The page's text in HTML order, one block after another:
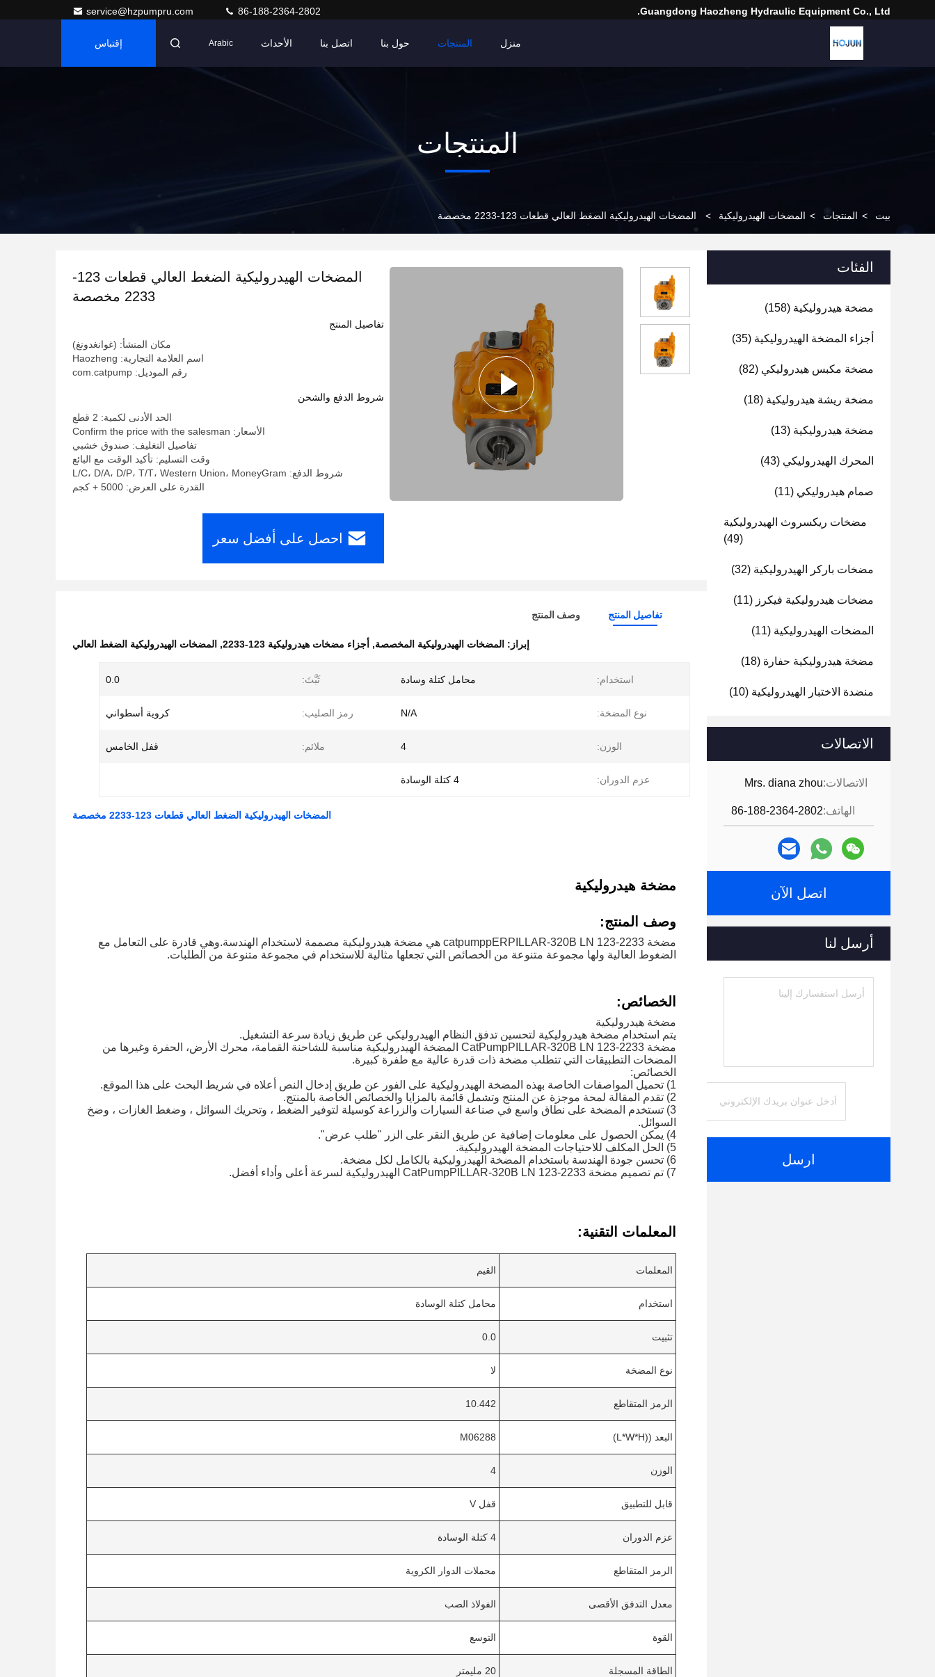
Guangdong Haozheng Hydraulic Equipment Co., Ltd.
service@hzpumpru.com 86-188-2364-2802
منزل المنتجات حول بنا اتصل بنا الأحداث Arabic إقتباس
المنتجات
بيت > المنتجات > المضخات الهيدروليكية > المضخات الهيدروليكية الضغط العالي قطعات 123-2233 مخصصة
الفئات
مضخة هيدروليكية (158)
أجزاء المضخة الهيدروليكية (35)
مضخة مكبس هيدروليكي (82)
مضخة ريشة هيدروليكية (18)
مضخة هيدروليكية (13)
المحرك الهيدروليكي (43)
صمام هيدروليكي (11)
مضخات ريكسروث الهيدروليكية
(49)
مضخات باركر الهيدروليكية (32)
مضخات هيدروليكية فيكرز (11)
المضخات الهيدروليكية (11)
مضخة هيدروليكية حفارة (18)
منضدة الاختبار الهيدروليكية (10)
الاتصالات
الاتصالات:Mrs. diana zhou
الهاتف:86-188-2364-2802
اتصل الآن
أرسل لنا
ارسل
المضخات الهيدروليكية الضغط العالي قطعات 123-
2233 مخصصة
تفاصيل المنتج
مكان المنشأ: (غوانغدونغ)
اسم العلامة التجارية: Haozheng
رقم الموديل: com.catpump
شروط الدفع والشحن
الحد الأدنى لكمية: 2 قطع
الأسعار: Confirm the price with the salesman
تفاصيل التغليف: صندوق خشبي
وقت التسليم: تأكيد الوقت مع البائع
شروط الدفع: L/C، D/A، D/P، T/T، Western Union، MoneyGram
القدرة على العرض: 5000 + كجم
احصل على أفضل سعر
تفاصيل المنتج وصف المنتج
إبراز: المضخات الهيدروليكية المخصصة, أجزاء مضخات هيدروليكية 123-2233 , المضخات الهيدروليكية الضغط العالي
استخدام: محامل كتلة وسادة ثَبَّتَ: 0.0
نوع المضخة: N/A رمز الصليب: كروية أسطواني
الوزن: 4 ملائم: قفل الخامس
عزم الدوران: 4 كتلة الوسادة
المضخات الهيدروليكية الضغط العالي قطعات 123-2233 مخصصة
مضخة هيدروليكية
وصف المنتج:
مضخة catpumppERPILLAR-320B LN 123-2233 هي مضخة هيدروليكية مصممة لاستخدام الهندسة.وهي قادرة على التعامل مع
الضغوط العالية ولها مجموعة متنوعة من الخصائص التي تجعلها مثالية للاستخدام في مجموعة متنوعة من الطلبات.
الخصائص:
مضخة هيدروليكية
يتم استخدام مضخة هيدروليكية لتحسين تدفق النظام الهيدروليكي عن طريق زيادة سرعة التشغيل.
مضخة CatPumpPILLAR-320B LN 123-2233 المضخة الهيدروليكية مناسبة للشاحنة القمامة، محرك الأرض، الحفرة وغيرها من
المضخات التطبيقات التي تتطلب مضخة ذات قدرة عالية مع طفرة كبيرة.
الخصائص:
1) تحميل المواصفات الخاصة بهذه المضخة الهيدروليكية على الفور عن طريق إدخال النص أعلاه في شريط البحث على هذا الموقع.
2) تقدم المقالة لمحة موجزة عن المنتج وتشمل قائمة بالمزايا والخصائص الخاصة بالمنتج.
3) تستخدم المضخة على نطاق واسع في صناعة السيارات والزراعة كوسيلة لتوفير الضغط ، وتحريك السوائل ، وضغط الغازات ، وضخ
السوائل.
4) يمكن الحصول على معلومات إضافية عن طريق النقر على الزر "طلب عرض".
5) الحل المكلف للاحتياجات المضخة الهيدروليكية.
6) تحسن جودة الهندسة باستخدام المضخة الهيدروليكية بالكامل لكل مضخة.
7) تم تصميم مضخة CatPumpPILLAR-320B LN 123-2233 الهيدروليكية لسرعة أعلى وأداء أفضل.
المعلمات التقنية:
المعلمات القيم
استخدام محامل كتلة الوسادة
تثبيت 0.0
نوع المضخة لا
الرمز المتقاطع 10.442
البعد ((L*W*H) M06288
الوزن 4
قابل للتطبيق قفل V
عزم الدوران 4 كتلة الوسادة
الرمز المتقاطع محملات الدوار الكروية
معدل التدفق الأقصى الفولاذ الصب
القوة التوسع
الطاقة المسجلة 20 مليمتر